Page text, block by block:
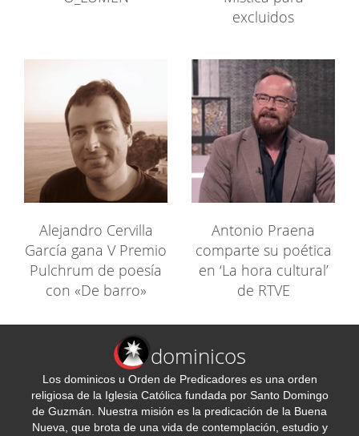
excluidos
Alejandro Cervilla
García gana V Premio
Pulchrum de poesía
con «De barro»
Antonio Praena
comparte su poética
en ‘La hora cultural’
de RTVE
dominicos
Los dominicos u Orden de Predicadores es una orden
religiosa de la Iglesia Católica fundada por Santo Domingo
de Guzmán. Nuestra misión es la predicación de la Buena
Nueva, que brota de una vida de contemplación, estudio y